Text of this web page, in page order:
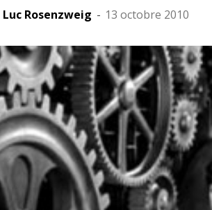
Luc Rosenzweig - 13 octobre 2010